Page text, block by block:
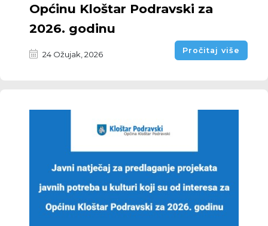
Općinu Kloštar Podravski za
2026. godinu
24 Ožujak, 2026 Pročitaj više